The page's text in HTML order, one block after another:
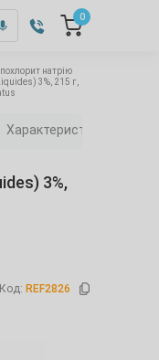
0
натрію
3%, 215 г,
Характеристики
3%,
Код: REF2826